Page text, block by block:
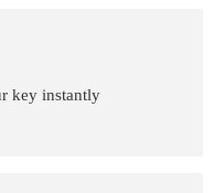
key instantly